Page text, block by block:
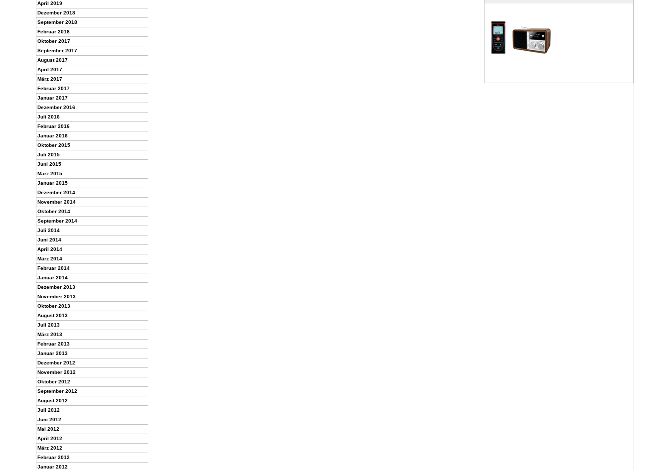
April 2019
Dezember 2018
September 2018
Februar 2018
Oktober 2017
September 2017
August 2017
April 2017
März 2017
Februar 2017
Januar 2017
Dezember 2016
Juli 2016
Februar 2016
Januar 2016
Oktober 2015
Juli 2015
Juni 2015
März 2015
Januar 2015
Dezember 2014
November 2014
Oktober 2014
September 2014
Juli 2014
Juni 2014
April 2014
März 2014
Februar 2014
Januar 2014
Dezember 2013
November 2013
Oktober 2013
August 2013
Juli 2013
März 2013
Februar 2013
Januar 2013
Dezember 2012
November 2012
Oktober 2012
September 2012
August 2012
Juli 2012
Juni 2012
Mai 2012
April 2012
März 2012
Februar 2012
Januar 2012